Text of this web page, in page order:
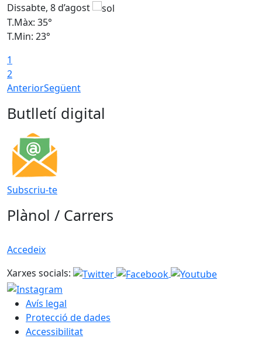
Dissabte, 8 d’agost
T.Màx: 35°
T.Min: 23°
1
2
AnteriorSegüent
Butlletí digital
Subscriu-te
Plànol / Carrers
Accedeix
Xarxes socials:
Avís legal
Protecció de dades
Accessibilitat